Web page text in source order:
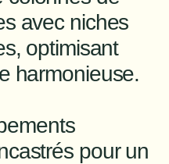
avec niches
optimisant
harmonieuse.
pour un